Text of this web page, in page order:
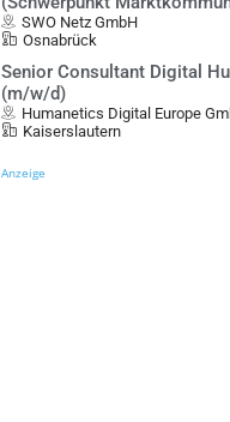
SWO Netz GmbH
Osnabrück
Senior Consultant Digital
(m/w/d)
Humanetics Digital Europe
Kaiserslautern
Anzeige